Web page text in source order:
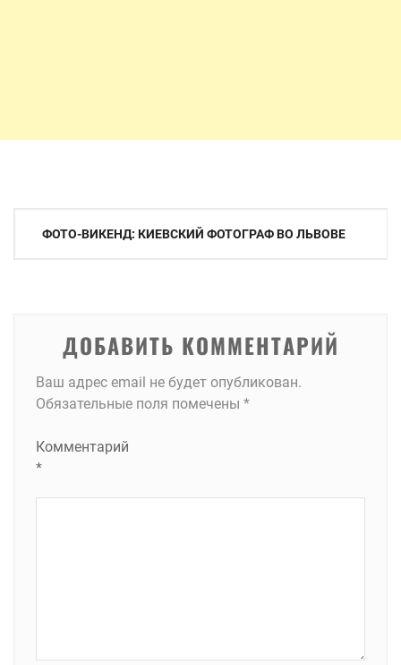
Навигация
ФОТО-ВИКЕНД: КИЕВСКИЙ ФОТОГРАФ ВО ЛЬВОВЕ
ДОБАВИТЬ КОММЕНТАРИЙ
Ваш адрес email не будет опубликован.
Обязательные поля помечены *
Комментарий
*